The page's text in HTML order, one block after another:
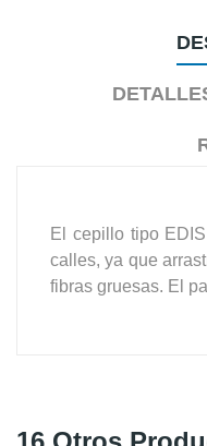
El cepillo tipo
calles, ya que
fibras gruesas. El